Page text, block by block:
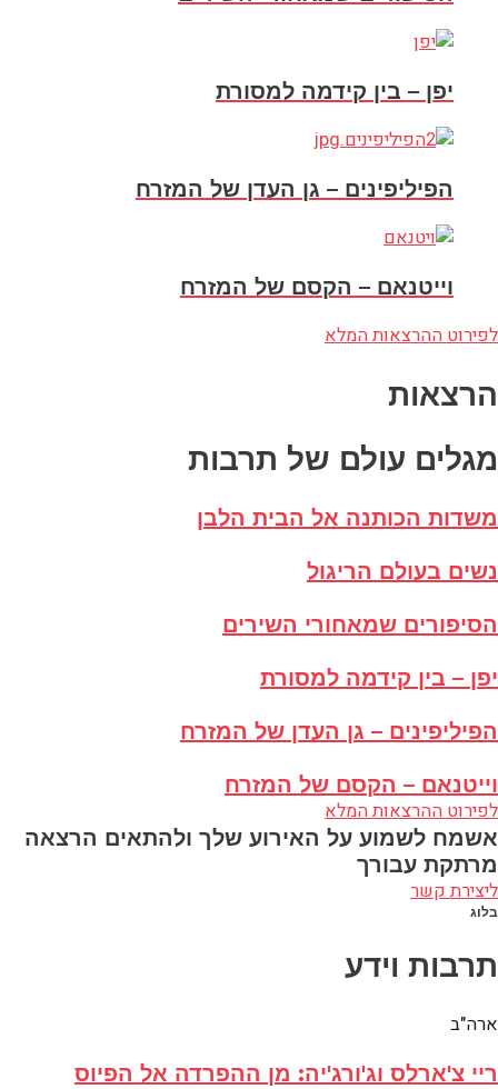
יפן – בין קידמה למסורת
הפיליפינים – גן העדן של המזרח
וייטנאם – הקסם של המזרח
לפירוט ההרצאות המלא
הרצאות
מגלים עולם של תרבות
משדות הכותנה אל הבית הלבן
נשים בעולם הריגול
הסיפורים שמאחורי השירים
יפן – בין קידמה למסורת
הפיליפינים – גן העדן של המזרח
וייטנאם – הקסם של המזרח
לפירוט ההרצאות המלא
אשמח לשמוע על האירוע שלך ולהתאים הרצאה
מרתקת עבורך
ליצירת קשר
בלוג
תרבות וידע
ארה"ב
ריי צ'ארלס וג'ורג'יה: מן ההפרדה אל הפיוס